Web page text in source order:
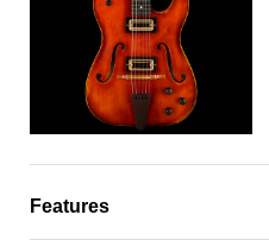
Features